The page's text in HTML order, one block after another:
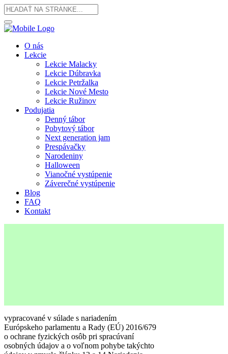
O nás
Lekcie
Lekcie Malacky
Lekcie Dúbravka
Lekcie Petržalka
Lekcie Nové Mesto
Lekcie Ružinov
Podujatia
Denný tábor
Pobytový tábor
Next generation jam
Prespávačky
Narodeniny
Halloween
Vianočné vystúpenie
Záverečné vystúpenie
Blog
FAQ
Kontakt
vypracované v súlade s nariadením
Európskeho parlamentu a Rady (EÚ) 2016/679
o ochrane fyzických osôb pri spracúvaní
osobných údajov a o voľnom pohybe takýchto